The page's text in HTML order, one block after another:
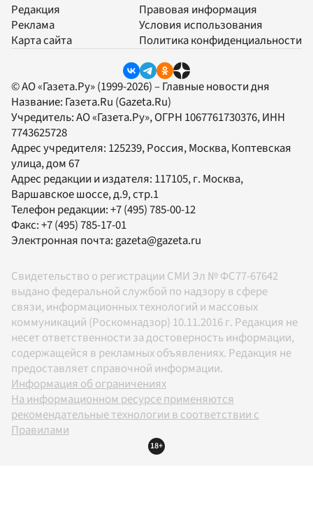
Редакция
Реклама
Карта сайта
Правовая информация
Условия использования
Политика конфиденциальности
© АО «Газета.Ру» (1999-2026) – Главные новости дня
Название: Газета.Ru (Gazeta.Ru)
Учредитель:АО «Газета.Ру», ОГРН 1067761730376, ИНН
7743625728
Адрес учредителя: 125239, Россия, Москва, Коптевская
улица, дом 67
Адрес редакции и издателя: 117105, г. Москва,
Варшавское шоссе, д.9, стр.1
Телефон редакции:+7 (495) 785-00-12
Факс:+7 (495) 785-17-01
Электронная почта: gazeta@gazeta.ru
Свидетельство о регистрации СМИ Эл № ФС77-67642
выдано федеральной службой по надзору в сфере
связи, информационных технологий и массовых
коммуникаций (Роскомнадзор) 10.11.2016 г. Редакция не
несет ответственности за достоверность информации,
содержащейся в рекламных объявлениях. Редакция не
предоставляет справочной информации.
Информация об ограничениях
На информационном ресурсе применяются
рекомендательные технологии в соответствии с
Правилами
18+